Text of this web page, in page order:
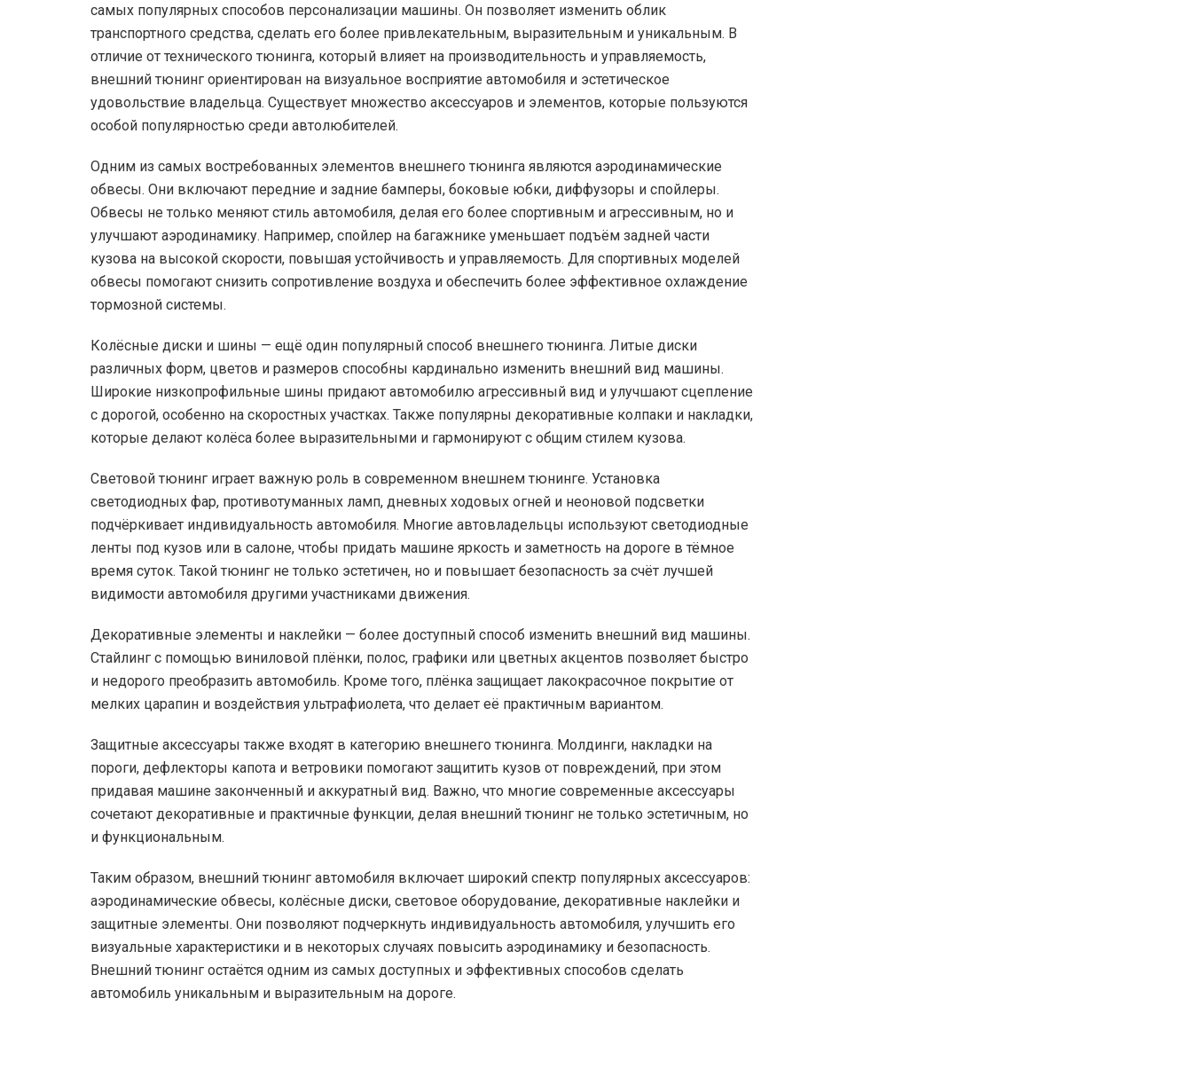
самых популярных способов персонализации машины. Он позволяет изменить облик
транспортного средства, сделать его более привлекательным, выразительным и уникальным. В
отличие от технического тюнинга, который влияет на производительность и управляемость,
внешний тюнинг ориентирован на визуальное восприятие автомобиля и эстетическое
удовольствие владельца. Существует множество аксессуаров и элементов, которые пользуются
особой популярностью среди автолюбителей.
Одним из самых востребованных элементов внешнего тюнинга являются аэродинамические
обвесы. Они включают передние и задние бамперы, боковые юбки, диффузоры и спойлеры.
Обвесы не только меняют стиль автомобиля, делая его более спортивным и агрессивным, но и
улучшают аэродинамику. Например, спойлер на багажнике уменьшает подъём задней части
кузова на высокой скорости, повышая устойчивость и управляемость. Для спортивных моделей
обвесы помогают снизить сопротивление воздуха и обеспечить более эффективное охлаждение
тормозной системы.
Колёсные диски и шины — ещё один популярный способ внешнего тюнинга. Литые диски
различных форм, цветов и размеров способны кардинально изменить внешний вид машины.
Широкие низкопрофильные шины придают автомобилю агрессивный вид и улучшают сцепление
с дорогой, особенно на скоростных участках. Также популярны декоративные колпаки и накладки,
которые делают колёса более выразительными и гармонируют с общим стилем кузова.
Световой тюнинг играет важную роль в современном внешнем тюнинге. Установка
светодиодных фар, противотуманных ламп, дневных ходовых огней и неоновой подсветки
подчёркивает индивидуальность автомобиля. Многие автовладельцы используют светодиодные
ленты под кузов или в салоне, чтобы придать машине яркость и заметность на дороге в тёмное
время суток. Такой тюнинг не только эстетичен, но и повышает безопасность за счёт лучшей
видимости автомобиля другими участниками движения.
Декоративные элементы и наклейки — более доступный способ изменить внешний вид машины.
Стайлинг с помощью виниловой плёнки, полос, графики или цветных акцентов позволяет быстро
и недорого преобразить автомобиль. Кроме того, плёнка защищает лакокрасочное покрытие от
мелких царапин и воздействия ультрафиолета, что делает её практичным вариантом.
Защитные аксессуары также входят в категорию внешнего тюнинга. Молдинги, накладки на
пороги, дефлекторы капота и ветровики помогают защитить кузов от повреждений, при этом
придавая машине законченный и аккуратный вид. Важно, что многие современные аксессуары
сочетают декоративные и практичные функции, делая внешний тюнинг не только эстетичным, но
и функциональным.
Таким образом, внешний тюнинг автомобиля включает широкий спектр популярных аксессуаров:
аэродинамические обвесы, колёсные диски, световое оборудование, декоративные наклейки и
защитные элементы. Они позволяют подчеркнуть индивидуальность автомобиля, улучшить его
визуальные характеристики и в некоторых случаях повысить аэродинамику и безопасность.
Внешний тюнинг остаётся одним из самых доступных и эффективных способов сделать
автомобиль уникальным и выразительным на дороге.